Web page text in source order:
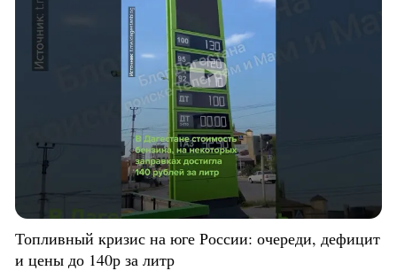
Топливный кризис на юге России: очереди, дефицит
и цены до 140р за литр